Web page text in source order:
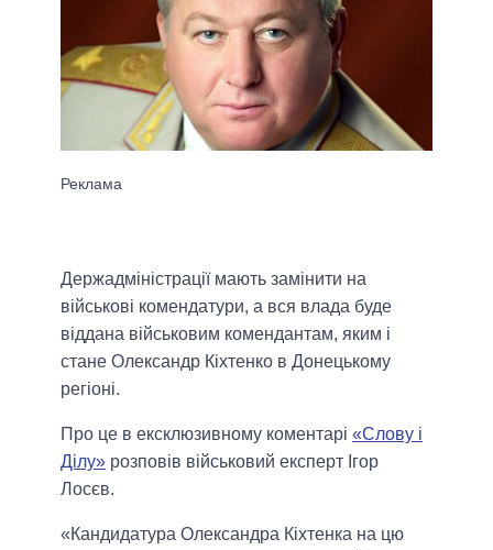
Держадміністрації мають замінити на
військові комендатури, а вся влада буде
віддана військовим комендантам, яким і
стане Олександр Кіхтенко в Донецькому
регіоні.
Про це в ексклюзивному коментарі «Слову і
Ділу» розповів військовий експерт Ігор
Лосєв.
«Кандидатура Олександра Кіхтенка на цю